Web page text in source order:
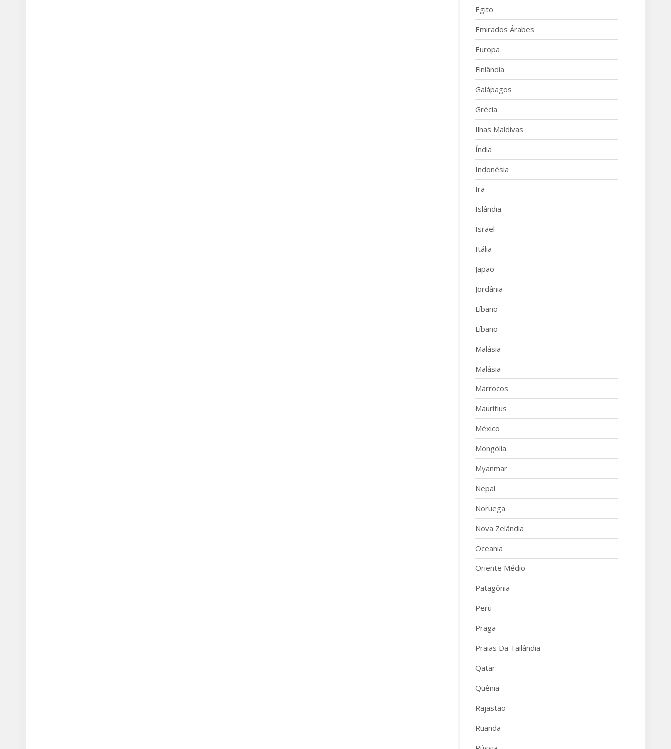
Egito
Emirados Árabes
Europa
Finlândia
Galápagos
Grécia
Ilhas Maldivas
Índia
Indonésia
Irã
Islândia
Israel
Itália
Japão
Jordânia
Líbano
Líbano
Malásia
Malásia
Marrocos
Mauritius
México
Mongólia
Myanmar
Nepal
Noruega
Nova Zelândia
Oceania
Oriente Médio
Patagônia
Peru
Praga
Praias Da Tailândia
Qatar
Quênia
Rajastão
Ruanda